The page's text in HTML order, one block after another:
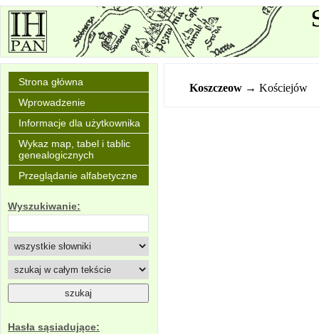
Strona główna
Wprowadzenie
Informacje dla użytkownika
Wykaz map, tabel i tablic
genealogicznych
Przeglądanie alfabetyczne
Wyszukiwanie:
Hasła sąsiadujące:
Koszczeow → Kościejów